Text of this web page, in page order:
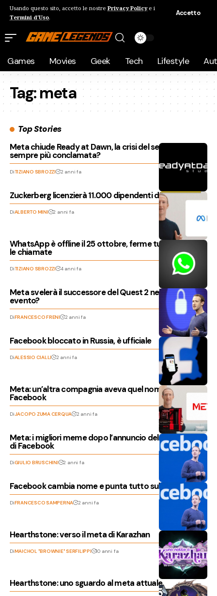
Usando questo sito, accetto le nostre Privacy Policye i
Termini d'Uso.
Accetto
Games Movies Geek Tech Lifestyle
Tag:meta
Top Stories
Meta chiude Ready at Dawn, la crisi del settore è
sempre più conclamata?
DiTIZIANO SBROZZI 2 anni fa
Zuckerberg licenzierà 11.000 dipendenti da Meta
DiALBERTO MINI 2 anni fa
WhatsApp è offline il 25 ottobre, ferme tutte le chat e
le chiamate
DiTIZIANO SBROZZI 4 anni fa
Meta svelerà il successore del Quest 2 nel prossimo
evento?
DiFRANCESCO FRENI 2 anni fa
Facebook bloccato in Russia, è ufficiale
DiALESSIO CIALLI 2 anni fa
Meta: un’altra compagnia aveva quel nome prima di
Facebook
DiJACOPO ZUMA CERQUA 2 anni fa
Meta: i migliori meme dopo l’annuncio del nuovo nome
di Facebook
DiGIULIO BRUSCHINI 2 anni fa
Facebook cambia nome e punta tutto sul metaverso
DiFRANCESCO SAMPERNA 2 anni fa
Hearthstone: verso il meta di Karazhan
DiMAICHOL "BROWNIE" SERFILIPPI 10 anni fa
Hearthstone: uno sguardo al meta attuale